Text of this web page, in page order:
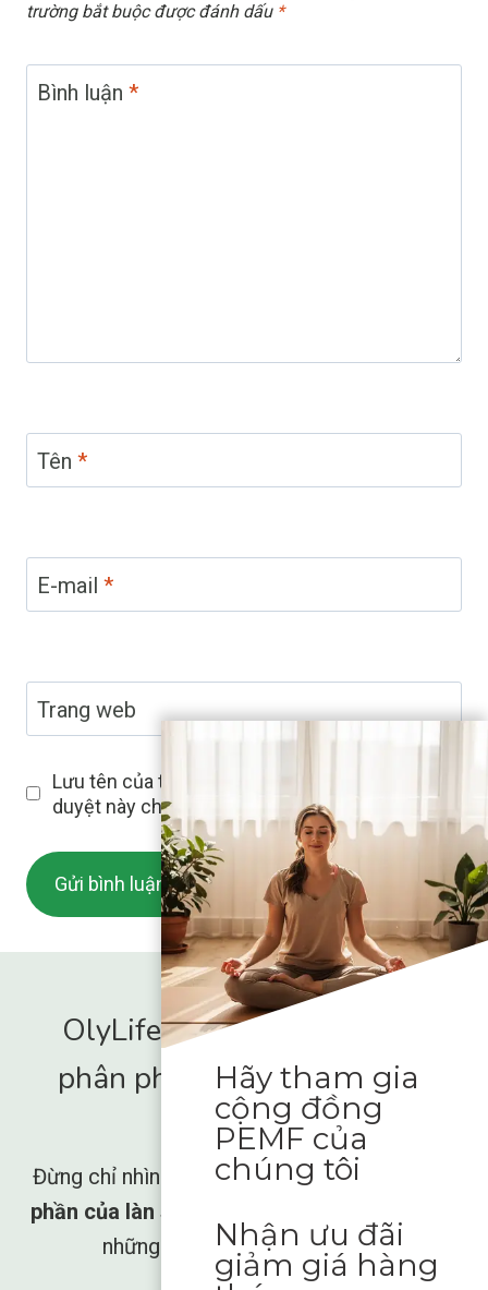
trường bắt buộc được đánh dấu *
Bình luận *
Tên *
E-mail *
Trang web
Lưu tên của tôi, email, và trang web trong trình
duyệt này cho lần bình luận kế tiếp của tôi.
OlyLife International - Nhà
phân phối toàn cầu được ủy
quyền
Đừng chỉ nhìn phong trào trỗi dậy,hãy là một
phần của làn sóng Trao quyền
những gì cơ thể bạn còn thiếu.
Hãy tham gia
cộng đồng
PEMF của
chúng tôi
Nhận ưu đãi
giảm giá hàng